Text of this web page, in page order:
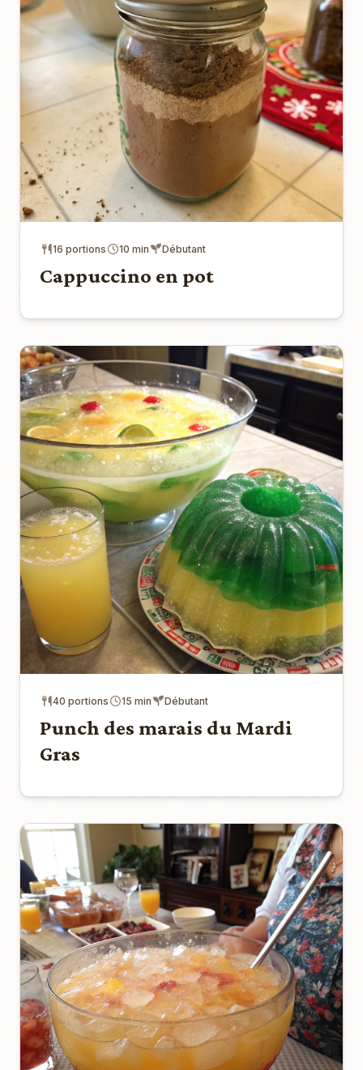
16 portions 10 min Débutant
Cappuccino en pot
40 portions 15 min Débutant
Punch des marais du Mardi
Gras